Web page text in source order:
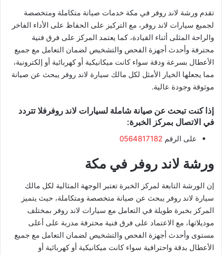
تقدم ورشة لاند روفر في مكة خدمات صيانة متكاملة ومتخصصة
لجميع سيارات لاند روفر، مع التركيز على الحفاظ على الأداء الفاخر
والراحة المثلى أثناء القيادة، كما يعتمد المركز على فرق فنية
محترفة وأحدث أجهزة الفحص والتشخيص لضمان التعامل مع جميع
الأعطال بسرعة ودقة سواء كانت ميكانيكية أو كهربائية أو إلكترونية،
مما يجعلها الخيار الأمثل لكل مالك سيارة لاند روفر يبحث عن صيانة
موثوقة وجودة عالية.
إذا كنت تبحث عن صيانة شاملة لسيارات لاند روفرفلا تتردد
في الاتصال بمركز الخبرة:
على الرقم 0564817182
ورشة لاند روفر في مكة
إن الورشة التابعة لمركز الخبرة تعتبر الوجهة المثالية لكل مالك
سيارة لاند روفر يبحث عن صيانة متخصصة ومتكاملة، حيث يتميز
المركز بخبرة طويلة في التعامل مع سيارات لاند روفر بمختلف
موديلاتها، مع الاعتماد على فرق فنية محترفة مدربة على أعلى
مستوى وأحدث أجهزة الفحص والتشخيص لضمان التعامل مع جميع
الأعطال بدقة واحترافية سواء كانت ميكانيكية أو كهربائية أو